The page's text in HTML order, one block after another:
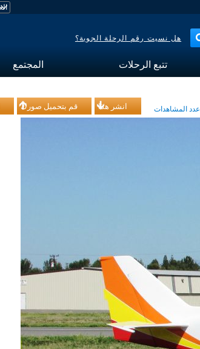
هل نسيت رقم الرحلة الجوية؟
تتبع الرحلات المجتمع
قم بتحميل صورك انشر هذا عدد المشاهدات